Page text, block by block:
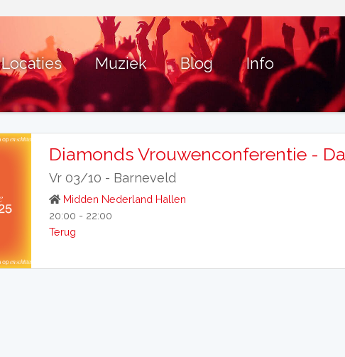
Locaties Muziek Blog Info
Diamonds Vrouwenconferentie -
Vr 03/10 - Barneveld
Midden Nederland Hallen
20:00 - 22:00
Terug